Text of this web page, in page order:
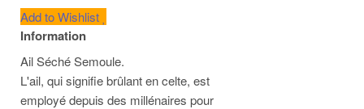
Add to Wishlist
Information
Ail Séché Semoule.
L'ail, qui signifie brûlant en celte, est
employé depuis des millénaires pour